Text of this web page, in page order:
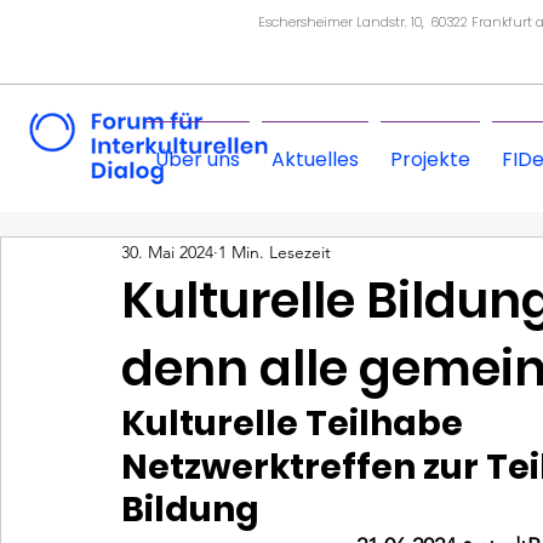
Eschersheimer Landstr. 10, 60322 Frankfurt
Über uns Aktuelles Projekte
Kulturelle
denn alle
30. Mai 2024 1 Min. Lesezeit
Kulturelle Teilhabe
Netzwerktreffen zur
Bildung